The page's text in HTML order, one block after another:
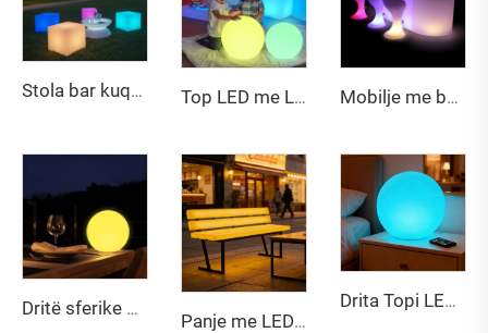
Stola bar kuqe moderne me LED për klube natë, hotele dhe restorante Mobilje plastike PE me dritë për jashtë Dritë kuqe LED Top LED me Lartësi të Lartë Rezistencë ndaj Ujit IP65 nga materiali PE, 60cm, me ngjyra të plota RGB, i ricikëlueshëm, me ditëshkëllyerje të gjatë, dritë dekorative për oborr jashtë shtëpisë Mobilje me bateri të riciklueshme, bar LED portativ plastik për klube natësh, set tavolinash dhe karrigesh për bar
Dritë sferike LED 80 cm nga material PE i fortë, rezistent ndaj zjarrit, miqësor ndaj ambientit, për kopsht, terasë dhe evenimente
Panje me LED që ndryshon ngjyrën me Përkulëse
Drita Topi LED RGB e riciklueshme IP65 (20-80 cm) me kontrollues të largët